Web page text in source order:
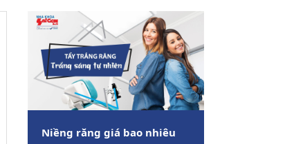
Niềng răng giá bao nhiêu